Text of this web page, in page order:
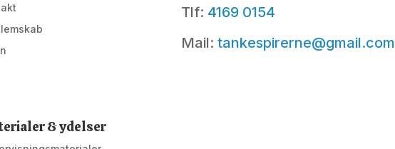
& ydelser
Tlf: 4169 0154
Mail: tankespirerne@gmail.com